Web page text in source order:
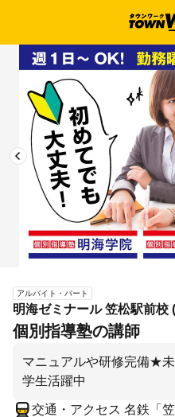
アルバイト・パート
明海ゼミナール 笠松駅前
個別指導塾の講師
マニュアルや研修完備★
学生活躍中
交通・アクセス 名鉄「